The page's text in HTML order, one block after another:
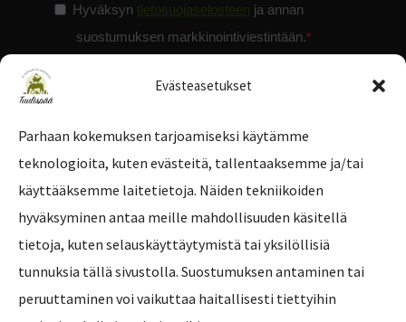
Evästeasetukset
Parhaan kokemuksen tarjoamiseksi käytämme
teknologioita, kuten evästeitä, tallentaaksemme ja/tai
käyttääksemme laitetietoja. Näiden tekniikoiden
hyväksyminen antaa meille mahdollisuuden käsitellä
tietoja, kuten selauskäyttäytymistä tai yksilöllisiä
tunnuksia tällä sivustolla. Suostumuksen antaminen tai
peruuttaminen voi vaikuttaa haitallisesti tiettyihin
Hyväksyn tietosuojaselosteen ja annan
suostumuksen markkinointiviestintään.
Tilaa uutiskirje